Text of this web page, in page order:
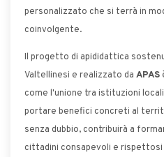
personalizzato che si terrà in
coinvolgente.
Il progetto di apididattica
Valtellinesi e realizzato da APAS
come l'unione tra istituzioni
portare benefici concreti al
senza dubbio, contribuirà a
cittadini consapevoli e